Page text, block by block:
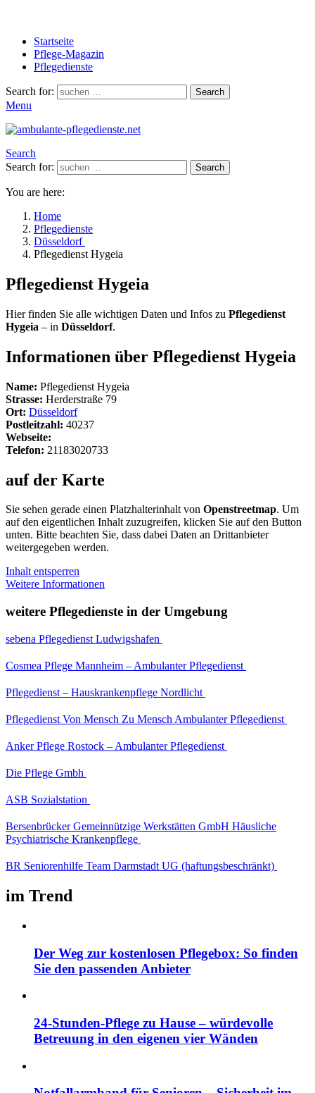
Startseite
Pflege-Magazin
Pflegedienste
Search for: Search
Menu
Search
Search for:
Search
You are here:
Home
Pflegedienste
Düsseldorf
Pflegedienst Hygeia
Pflegedienst Hygeia
Hier finden Sie alle wichtigen Daten und Infos zu Pflegedienst
Hygeia – in Düsseldorf.
Informationen über Pflegedienst Hygeia
Name: Pflegedienst Hygeia
Strasse: Herderstraße 79
Ort: Düsseldorf
Postleitzahl: 40237
Webseite:
Telefon: 21183020733
auf der Karte
Sie sehen gerade einen Platzhalterinhalt von Openstreetmap. Um
auf den eigentlichen Inhalt zuzugreifen, klicken Sie auf den Button
unten. Bitte beachten Sie, dass dabei Daten an Drittanbieter
weitergegeben werden.
Inhalt entsperren
Weitere Informationen
weitere Pflegedienste in der Umgebung
sebena Pflegedienst Ludwigshafen
Cosmea Pflege Mannheim – Ambulanter Pflegedienst
Pflegedienst – Hauskrankenpflege Nordlicht
Pflegedienst Von Mensch Zu Mensch Ambulanter Pflegedienst
Anker Pflege Rostock – Ambulanter Pflegedienst
Die Pflege Gmbh
ASB Sozialstation
Bersenbrücker Gemeinnützige Werkstätten GmbH Häusliche
Psychiatrische Krankenpflege
BR Seniorenhilfe Team Darmstadt UG (haftungsbeschränkt)
im Trend
Der Weg zur kostenlosen Pflegebox: So finden
Sie den passenden Anbieter
24-Stunden-Pflege zu Hause – würdevolle
Betreuung in den eigenen vier Wänden